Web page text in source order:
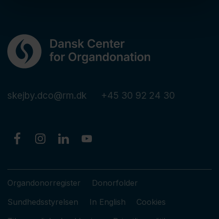
skejby.dco@rm.dk +45 30 92 24 30
Organdonorregister
Donorfolder
Sundhedsstyrelsen
In English
Cookies